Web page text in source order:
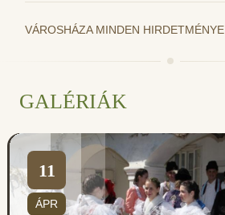
VÁROSHÁZA MINDEN HIRDETMÉNYE
GALÉRIÁK
11
ÁPR